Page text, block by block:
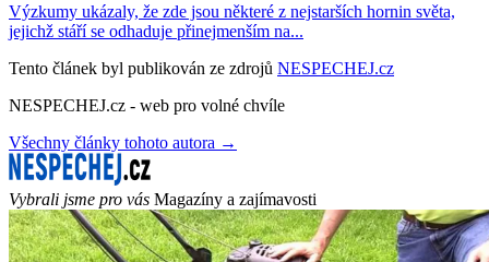
Výzkumy ukázaly, že zde jsou některé z nejstarších hornin světa,
jejichž stáří se odhaduje přinejmenším na...
Tento článek byl publikován ze zdrojů NESPECHEJ.cz
NESPECHEJ.cz - web pro volné chvíle
Všechny články tohoto autora →
Vybrali jsme pro vás Magazíny a zajímavosti